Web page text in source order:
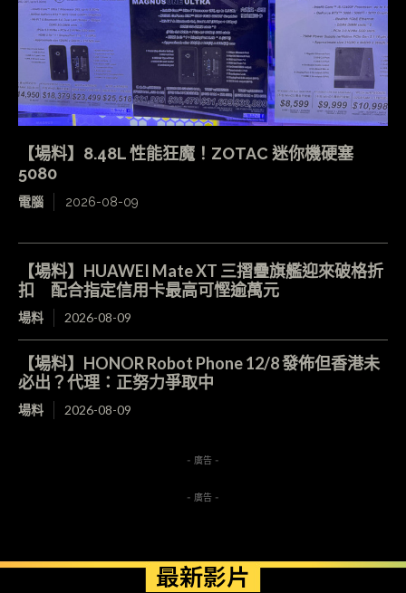
【場料】8.48L 性能狂魔！ZOTAC 迷你機硬塞
5080
電腦 2026-08-09
【場料】HUAWEI Mate XT 三摺疊旗艦迎來破格折
扣 配合指定信用卡最高可慳逾萬元
場料 2026-08-09
【場料】HONOR Robot Phone 12/8 發佈但香港未
必出？代理：正努力爭取中
場料 2026-08-09
- 廣告 -
- 廣告 -
最新影片